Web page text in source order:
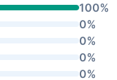
100%
0%
0%
0%
0%